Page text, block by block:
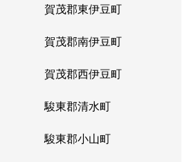
賀茂郡東伊豆町
賀茂郡南伊豆町
賀茂郡西伊豆町
駿東郡清水町
駿東郡小山町